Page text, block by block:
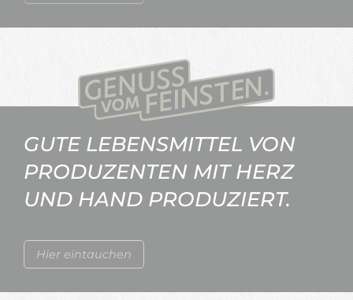
Hier eintauchen
GUTE LEBENSMITTEL VON
PRODUZENTEN MIT HERZ
UND HAND PRODUZIERT.